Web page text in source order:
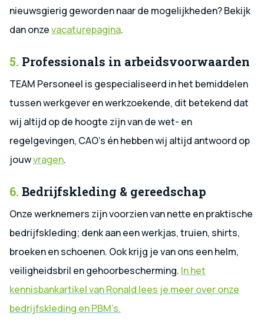
nieuwsgierig geworden naar de mogelijkheden? Bekijk
dan onzevacaturepagina.
5. Professionals in arbeidsvoorwaarden
TEAM Personeel is gespecialiseerd in het bemiddelen
tussen werkgever en werkzoekende, dit betekend dat
wij altijd op de hoogte zijn van de wet- en
regelgevingen, CAO’s én hebben wij altijd antwoord op
jouwvragen.
6. Bedrijfskleding & gereedschap
Onze werknemers zijn voorzien van nette en praktische
bedrijfskleding; denk aan een werkjas, truien, shirts,
broeken en schoenen. Ook krijg je van ons een helm,
veiligheidsbril en gehoorbescherming. In het
kennisbankartikel van Ronald lees je meer over onze
bedrijfskleding en PBM’s.